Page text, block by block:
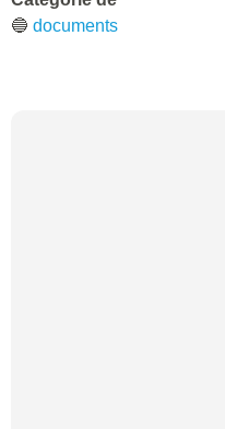
🔵 documents